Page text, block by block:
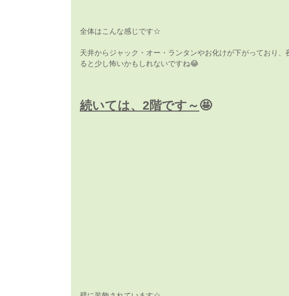
全体はこんな感じです☆
天井からジャック・オー・ランタンやお化けが下がっており、
ると少し怖いかもしれないですね😂
続いては、2階です～🤩